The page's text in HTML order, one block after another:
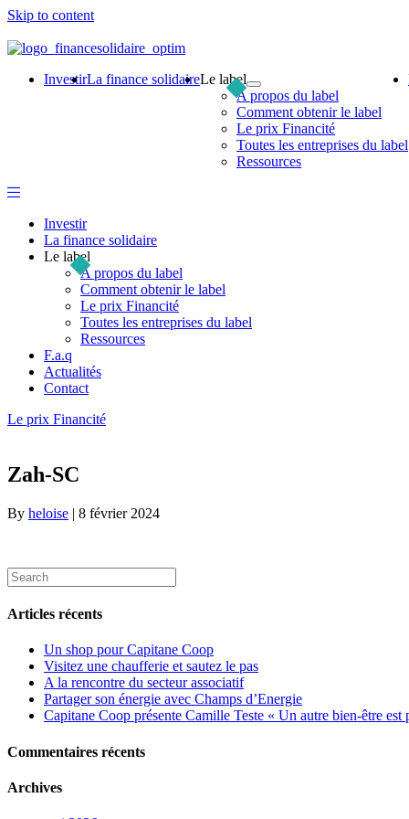
Skip to content
InvestirLa finance solidaireLe label
A propos du label
Comment obtenir le label
Le prix Financité
Toutes les entreprises du label
Ressources
Investir
La finance solidaire
Le label
A propos du label
Comment obtenir le label
Le prix Financité
Toutes les entreprises du label
Ressources
F.a.q
Actualités
Contact
Le prix Financité
Zah-SC
By heloise | 8 février 2024
Articles récents
Un shop pour Capitane Coop
Visitez une chaufferie et sautez le pas
A la rencontre du secteur associatif
Partager son énergie avec Champs d’Energie
Capitane Coop présente Camille Teste « Un autre bien-être est
Commentaires récents
Archives